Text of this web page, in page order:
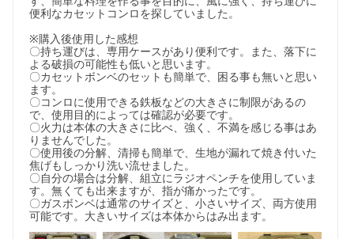
便利なカセットコンロを探していました。
※購入後使用した感想
〇持ち運びは、専用ケースがあり便利です。また、落下に
よる破損の可能性も低いと思います。
〇カセットボンベのセットも簡単で、困る事も無いと思い
ます。
〇コンロに使用できる鉄板などの大きさに制限があるの
で、使用目的によっては確認が必要です。
〇火力は本体の大きさに比べ、強く、不満を感じる事はあ
りませんでした。
〇使用後の分解、清掃も簡単で、生地が漏れて焼き付いた
焦げもしっかり洗い流せました。
〇自分の場合は分解、組立にラジオペンチを使用していま
す。無くても出来ますが、指が痛かったです。
〇ガスボンベは通常のサイズと、小さいサイズ、両方使用